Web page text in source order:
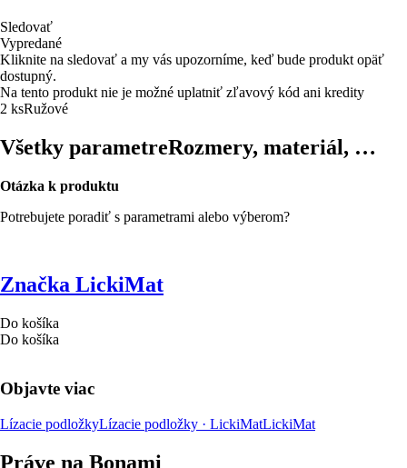
Sledovať
Vypredané
Kliknite na sledovať a my vás upozorníme, keď bude produkt opäť
dostupný.
Na tento produkt nie je možné uplatniť zľavový kód ani kredity
2 ksRužové
Všetky parametreRozmery, materiál, …
Otázka k produktu
Potrebujete poradiť s parametrami alebo výberom?
Značka LickiMat
Do košíka
Do košíka
Objavte viac
Lízacie podložkyLízacie podložky · LickiMatLickiMat
Práve na Bonami